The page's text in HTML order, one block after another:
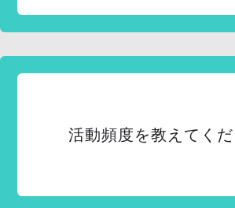
活動頻度を教えてくだ